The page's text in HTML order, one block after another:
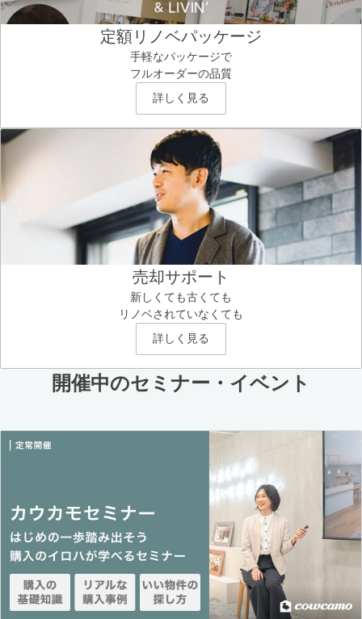
定額リノベパッケージ
手軽なパッケージで
フルオーダーの品質
詳しく見る
売却サポート
新しくても古くても
リノベされていなくても
詳しく見る
開催中のセミナー・イベント